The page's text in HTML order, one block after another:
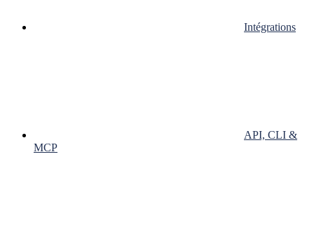
Intégrations
API, CLI &
MCP